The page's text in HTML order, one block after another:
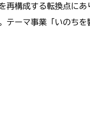
構成する転換点に
ーマ事業「いのち